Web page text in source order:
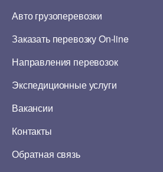
Авто грузоперевозки
Заказать перевозку On-line
Направления перевозок
Экспедиционные услуги
Вакансии
Контакты
Обратная связь